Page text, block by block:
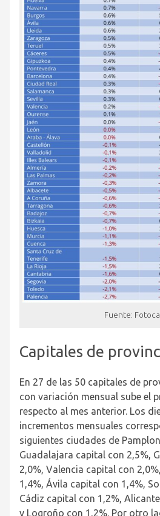
Fuente:
Capitales de
En 27 de las 50 capitales de
con variación mensual sube el
respecto al mes anterior. Los
incrementos mensuales
siguientes ciudades de
Guadalajara capital con 2,5%,
2,0%, Valencia capital con
1,4%, Ávila capital con 1,4%,
Cádiz capital con 1,2%,
y Logroño con 1,2%. Por otro